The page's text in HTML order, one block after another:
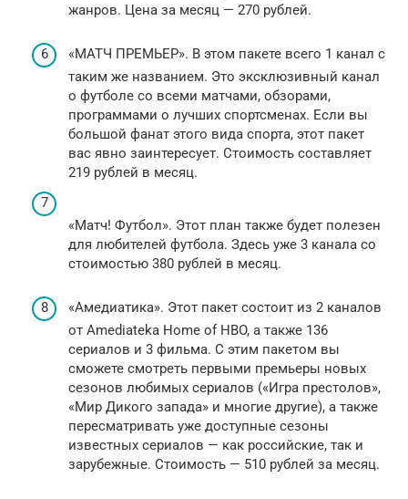
жанров. Цена за месяц — 270 рублей.
«МАТЧ ПРЕМЬЕР». В этом пакете всего 1 канал с
таким же названием. Это эксклюзивный канал
о футболе со всеми матчами, обзорами,
программами о лучших спортсменах. Если вы
большой фанат этого вида спорта, этот пакет
вас явно заинтересует. Стоимость составляет
219 рублей в месяц.
«Матч! Футбол». Этот план также будет полезен
для любителей футбола. Здесь уже 3 канала со
стоимостью 380 рублей в месяц.
«Амедиатика». Этот пакет состоит из 2 каналов
от Amediateka Home of HBO, а также 136
сериалов и 3 фильма. С этим пакетом вы
сможете смотреть первыми премьеры новых
сезонов любимых сериалов («Игра престолов»,
«Мир Дикого запада» и многие другие), а также
пересматривать уже доступные сезоны
известных сериалов — как российские, так и
зарубежные. Стоимость — 510 рублей за месяц.